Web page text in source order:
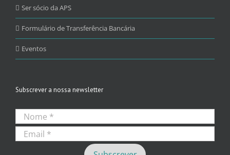
Ser sócio da APS
Formulário de Transferência Bancária
Eventos
Subscrever a nossa newsletter